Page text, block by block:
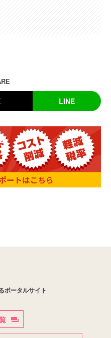
LINE
ポータルサイト